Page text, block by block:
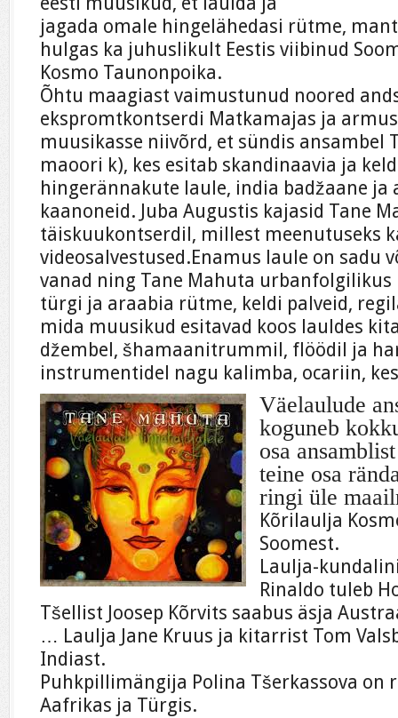
jagada omale hingelähedasi rütme,
hulgas ka juhuslikult Eestis viibinud
Kosmo Taunonpoika.
Õhtu maagiast vaimustunud noored
ekspromtkontserdi Matkamajas ja
muusikasse niivõrd, et sündis ansambel
maoori k), kes esitab skandinaavia ja
hingerännakute laule, india badžaane
kaanoneid. Juba Augustis kajasid Tane
täiskuukontserdil, millest meenutuseks
videosalvestused.Enamus laule on sadu
vanad ning Tane Mahuta urbanfolgilikus
türgi ja araabia rütme, keldi palveid,
mida muusikud esitavad koos lauldes
džembel, šhamaanitrummil, flöödil ja
instrumentidel nagu kalimba, ocariin,
Väelaulude
koguneb
osa
teine osa
ringi üle
Kõrilaulja
Soomest.
Laulja-
Rinaldo tuleb
Tšellist Joosep Kõrvits saabus äsja
… Laulja Jane Kruus ja kitarrist Tom
Indiast.
Puhkpillimängija Polina Tšerkassova on
Aafrikas ja Türgis.